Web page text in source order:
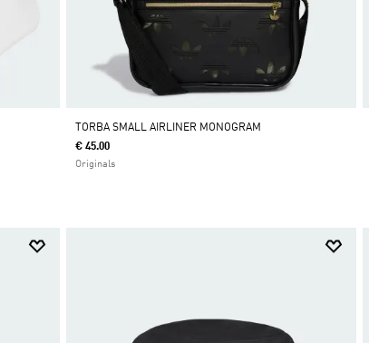
TORBA SMALL AIRLINER MONOGRAM
€ 45.00
Originals